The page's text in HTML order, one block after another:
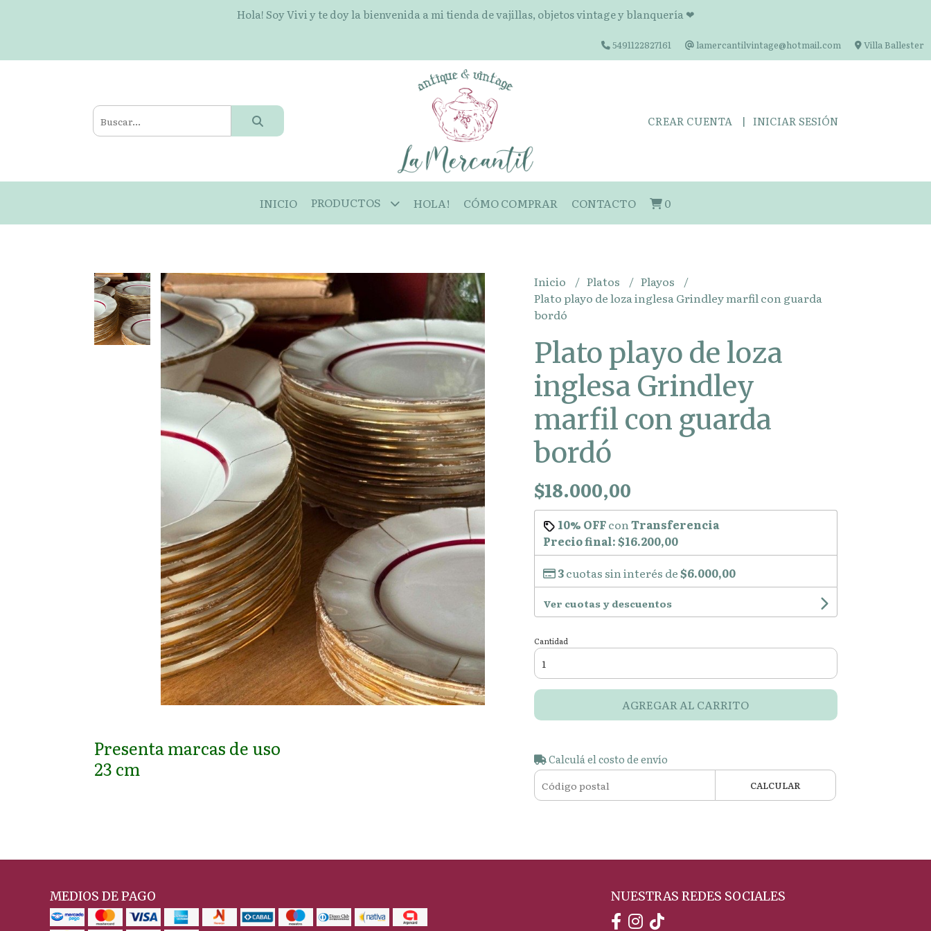
Hola! Soy Vivi y te doy la bienvenida a mi tienda de vajillas, objetos vintage y blanquería ❤
5491122827161 lamercantilvintage@hotmail.com Villa Ballester
CREAR CUENTA INICIAR SESIÓN
INICIO PRODUCTOS HOLA! CÓMO COMPRAR CONTACTO 0
Presenta marcas de uso
23 cm
Inicio Platos
Playos
Plato playo de loza inglesa Grindley marfil con guarda
bordó
Plato playo de loza
inglesa Grindley
marfil con guarda
bordó
$18.000,00
10% OFFconTransferencia
Precio final:$16.200,00
3cuotas sin interés de$6.000,00
Ver cuotas y descuentos
Cantidad
AGREGAR AL CARRITO
Calculá el costo de envío
CALCULAR
MEDIOS DE PAGO NUESTRAS REDES SOCIALES